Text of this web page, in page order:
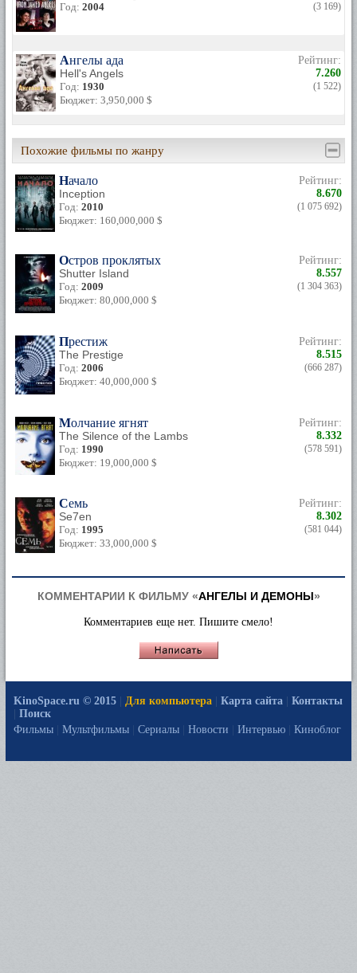
Год: 2004 (3 169)
Ангелы ада
Hell's Angels
Год: 1930
Бюджет: 3,950,000 $
Рейтинг:
7.260
(1 522)
Похожие фильмы по жанру
Начало
Inception
Год: 2010
Бюджет: 160,000,000 $
Рейтинг:
8.670
(1 075 692)
Остров проклятых
Shutter Island
Год: 2009
Бюджет: 80,000,000 $
Рейтинг:
8.557
(1 304 363)
Престиж
The Prestige
Год: 2006
Бюджет: 40,000,000 $
Рейтинг:
8.515
(666 287)
Молчание ягнят
The Silence of the Lambs
Год: 1990
Бюджет: 19,000,000 $
Рейтинг:
8.332
(578 591)
Семь
Se7en
Год: 1995
Бюджет: 33,000,000 $
Рейтинг:
8.302
(581 044)
КОММЕНТАРИИ К ФИЛЬМУ «АНГЕЛЫ И ДЕМОНЫ»
Комментариев еще нет. Пишите смело!
KinoSpace.ru © 2015 Для компьютера Карта сайта
Контакты
Поиск
Фильмы
Мультфильмы Сериалы Новости Интервью Киноблог